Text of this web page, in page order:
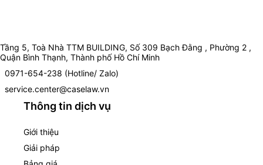
Tầng 5, Toà Nhà TTM BUILDING, Số 309 Bạch Đằng , Phường 2 ,
Quận Bình Thạnh, Thành phố Hồ Chí Minh
0971-654-238 (Hotline/ Zalo)
service.center@caselaw.vn
Thông tin dịch vụ
Giới thiệu
Giải pháp